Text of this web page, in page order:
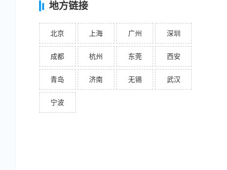
地方链接
北京 上海 广州 深圳
成都 杭州 东莞 西安
青岛 济南 无锡 武汉
宁波